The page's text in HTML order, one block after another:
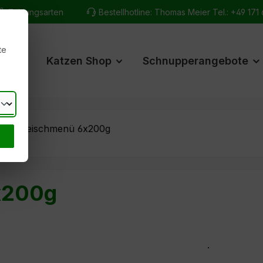
Zahlungsarten Bestellhotline: Thomas Meier Tel.: +49
Katzen Shop Schnupperangebote
Fleischmenü 6x200g
.